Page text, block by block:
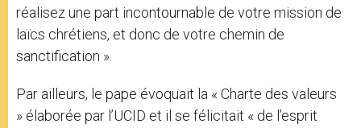
réalisez une part incontournable de votre mission de
laïcs chrétiens, et donc de votre chemin de
sanctification ».
Par ailleurs, le pape évoquait la « Charte des valeurs
» élaborée par l’UCID et il se félicitait « de l’esprit